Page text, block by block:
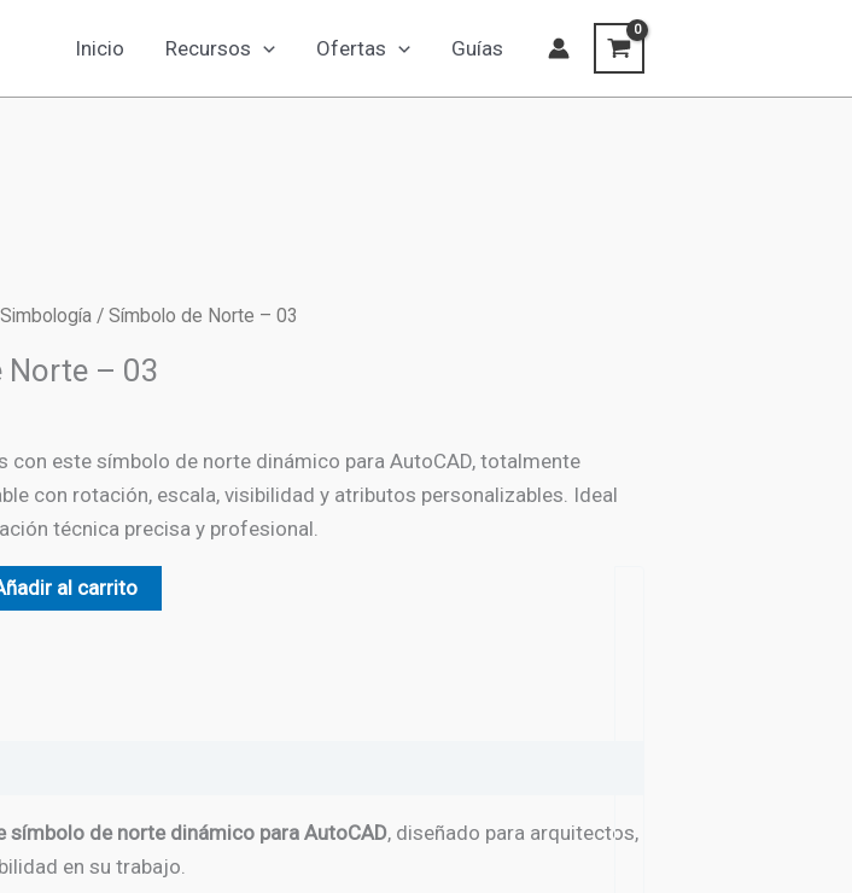
Inicio Recursos Ofertas Guías
Simbología / Símbolo de Norte – 03
Norte – 03
con este símbolo de norte dinámico para AutoCAD, totalmente
con rotación, escala, visibilidad y atributos personalizables. Ideal
técnica precisa y profesional.
al carrito
de norte dinámico para AutoCAD, diseñado para arquitectos,
en su trabajo.
-